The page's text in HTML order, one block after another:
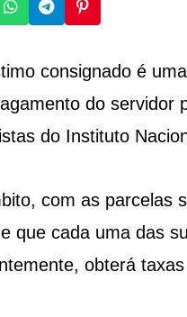
consignado é
do servidor
do Instituto
com as parcelas
que cada uma das
obterá